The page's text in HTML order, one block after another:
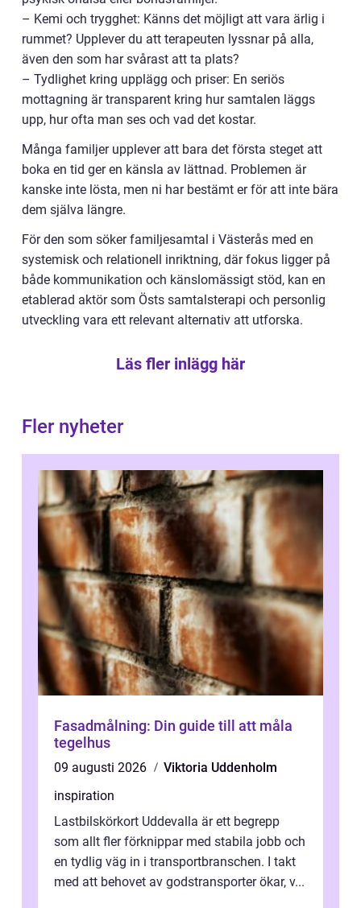
– Kemi och trygghet: Känns det möjligt att vara ärlig i
rummet? Upplever du att terapeuten lyssnar på alla,
även den som har svårast att ta plats?
– Tydlighet kring upplägg och priser: En seriös
mottagning är transparent kring hur samtalen läggs
upp, hur ofta man ses och vad det kostar.
Många familjer upplever att bara det första steget att
boka en tid ger en känsla av lättnad. Problemen är
kanske inte lösta, men ni har bestämt er för att inte bära
dem själva längre.
För den som söker familjesamtal i Västerås med en
systemisk och relationell inriktning, där fokus ligger på
både kommunikation och känslomässigt stöd, kan en
etablerad aktör som Östs samtalsterapi och personlig
utveckling vara ett relevant alternativ att utforska.
Läs fler inlägg här
Fler nyheter
Fasadmålning: Din guide till att måla
tegelhus
09 augusti 2026
Viktoria Uddenholm
inspiration
Lastbilskörkort Uddevalla är ett begrepp
som allt fler förknippar med stabila jobb och
en tydlig väg in i transportbranschen. I takt
med att behovet av godstransporter ökar, v...